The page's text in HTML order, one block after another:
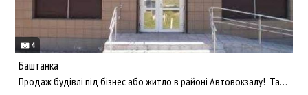
4
Баштанка
Продаж будівлі під бізнес або житло в районі Автовокзалу! Також частину приміщення можливо використовувати дл...